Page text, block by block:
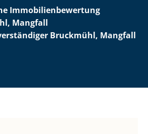
Im­mo­bi­li­en­be­wer­tung
Mangfall
Bruckmühl, Mangfall